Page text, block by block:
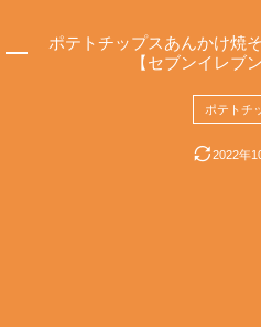
ポテトチップスあんかけ焼
【セブンイレブ
ポテトチ
2022年